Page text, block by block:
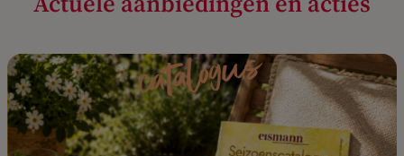
catalogus